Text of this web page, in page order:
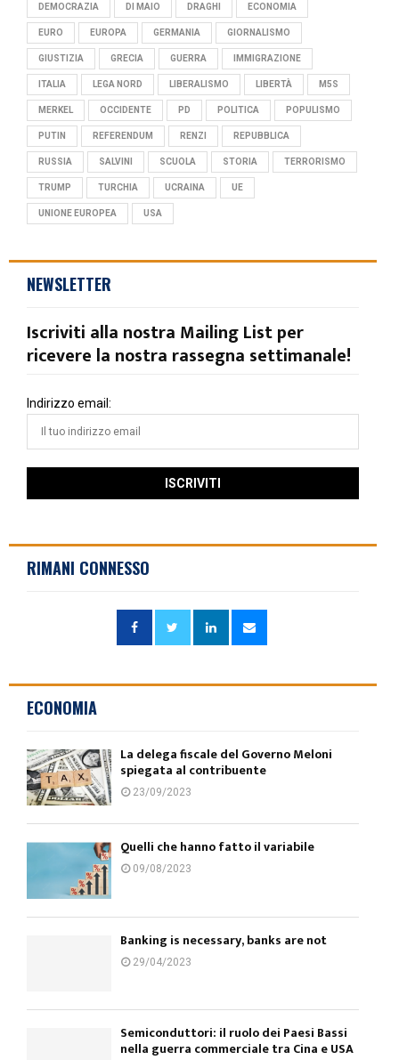
DEMOCRAZIA DI MAIO DRAGHI ECONOMIA
EURO EUROPA GERMANIA GIORNALISMO
GIUSTIZIA GRECIA GUERRA IMMIGRAZIONE
ITALIA LEGA NORD LIBERALISMO LIBERTÀ M5S
MERKEL OCCIDENTE PD POLITICA POPULISMO
PUTIN REFERENDUM RENZI REPUBBLICA
RUSSIA SALVINI SCUOLA STORIA TERRORISMO
TRUMP TURCHIA UCRAINA UE
UNIONE EUROPEA USA
NEWSLETTER
Iscriviti alla nostra Mailing List per
ricevere la nostra rassegna settimanale!
Indirizzo email:
RIMANI CONNESSO
ECONOMIA
La delega fiscale del Governo Meloni
spiegata al contribuente
23/09/2023
Quelli che hanno fatto il variabile
09/08/2023
Banking is necessary, banks are not
29/04/2023
Semiconduttori: il ruolo dei Paesi Bassi
nella guerra commerciale tra Cina e USA